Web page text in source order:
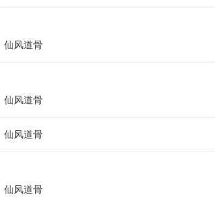
仙风道骨
仙风道骨
仙风道骨
仙风道骨